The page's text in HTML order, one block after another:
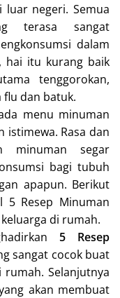
negeri. Semua
terasa sangat
dalam
hai itu kurang baik
tenggorokan,
flu dan batuk.
menu minuman
istimewa. Rasa dan
minuman segar
bagi tubuh
apapun. Berikut
5 Resep Minuman
di rumah.
5 Resep
sangat cocok buat
rumah. Selanjutnya
akan membuat